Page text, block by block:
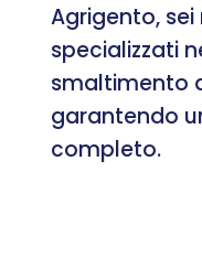
Agrigento,
specializzati
smaltimento
garantendo
completo.